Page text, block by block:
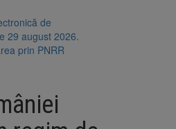
de
29 august 2026.
prin PNRR
Contractul de